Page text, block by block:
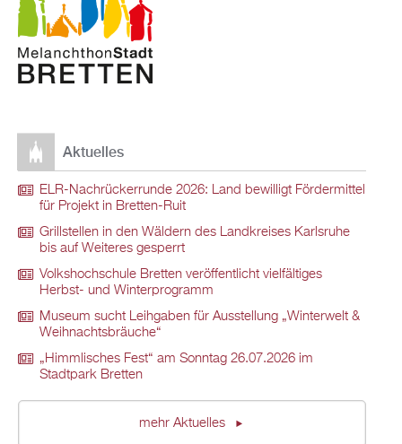
Aktuelles
ELR-Nachrückerrunde 2026: Land bewilligt Fördermittel
für Projekt in Bretten-Ruit
Grillstellen in den Wäldern des Landkreises Karlsruhe
bis auf Weiteres gesperrt
Volkshochschule Bretten veröffentlicht vielfältiges
Herbst- und Winterprogramm
Museum sucht Leihgaben für Ausstellung „Winterwelt &
Weihnachtsbräuche“
„Himmlisches Fest“ am Sonntag 26.07.2026 im
Stadtpark Bretten
mehr Aktuelles